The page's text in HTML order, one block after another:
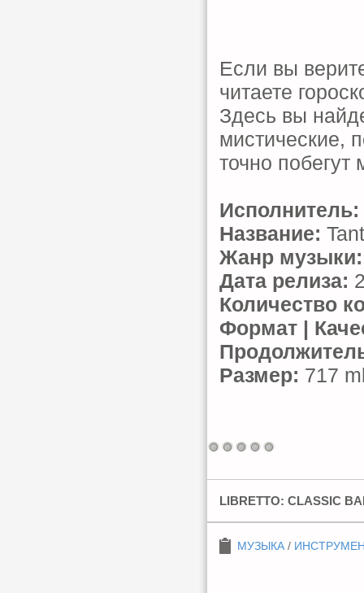
Если вы
читаете
Здесь вы
мистические,
точно
Исполнитель:
Название:
Жанр музыки:
Дата релиза:
Количество
Формат |
Размер: 717
LIBRETTO: CLASSIC
МУЗЫКА /